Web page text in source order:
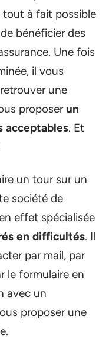
tout à fait possible
bénéficier des
Une fois
il vous
une
proposer un
acceptables. Et
un tour sur un
société de
effet spécialisée
en difficultés. Il
par mail, par
le formulaire en
avec un
proposer une